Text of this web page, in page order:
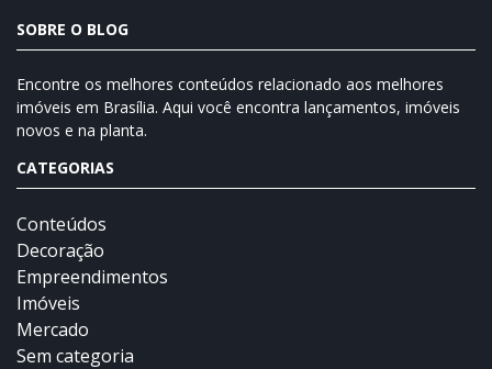
SOBRE O BLOG
Encontre os melhores conteúdos relacionado aos melhores
imóveis em Brasília. Aqui você encontra lançamentos, imóveis
novos e na planta.
CATEGORIAS
Conteúdos
Decoração
Empreendimentos
Imóveis
Mercado
Sem categoria